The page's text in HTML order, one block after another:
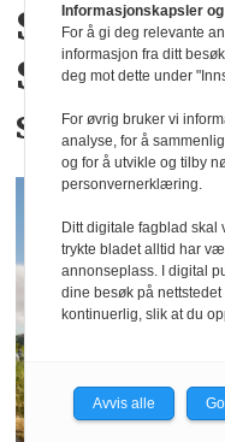
SkiStar
snøgaranti
Informasjonskapsler
For å gi deg relevante
informasjon fra ditt
deg mot dette under
For øvrig bruker vi
analyse, for å
og for å utvikle og tilby
personvernerklæring.
Ditt digitale fagblad
trykte bladet alltid har
annonseplass. I digital
dine besøk på
kontinuerlig, slik at du
Avvis alle